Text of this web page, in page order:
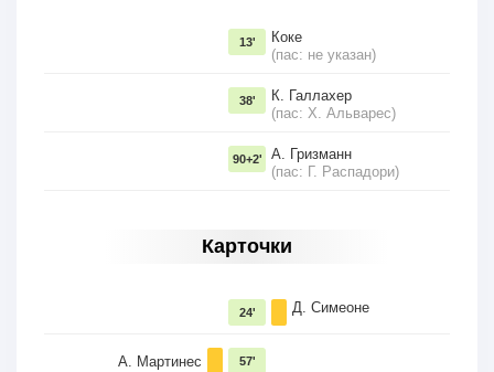
Коке
(пас: не указан)
13'
К. Галлахер
(пас: Х. Альварес)
38'
А. Гризманн
(пас: Г. Распадори)
90+2'
Карточки
Д. Симеоне
24'
А. Мартинес 57'